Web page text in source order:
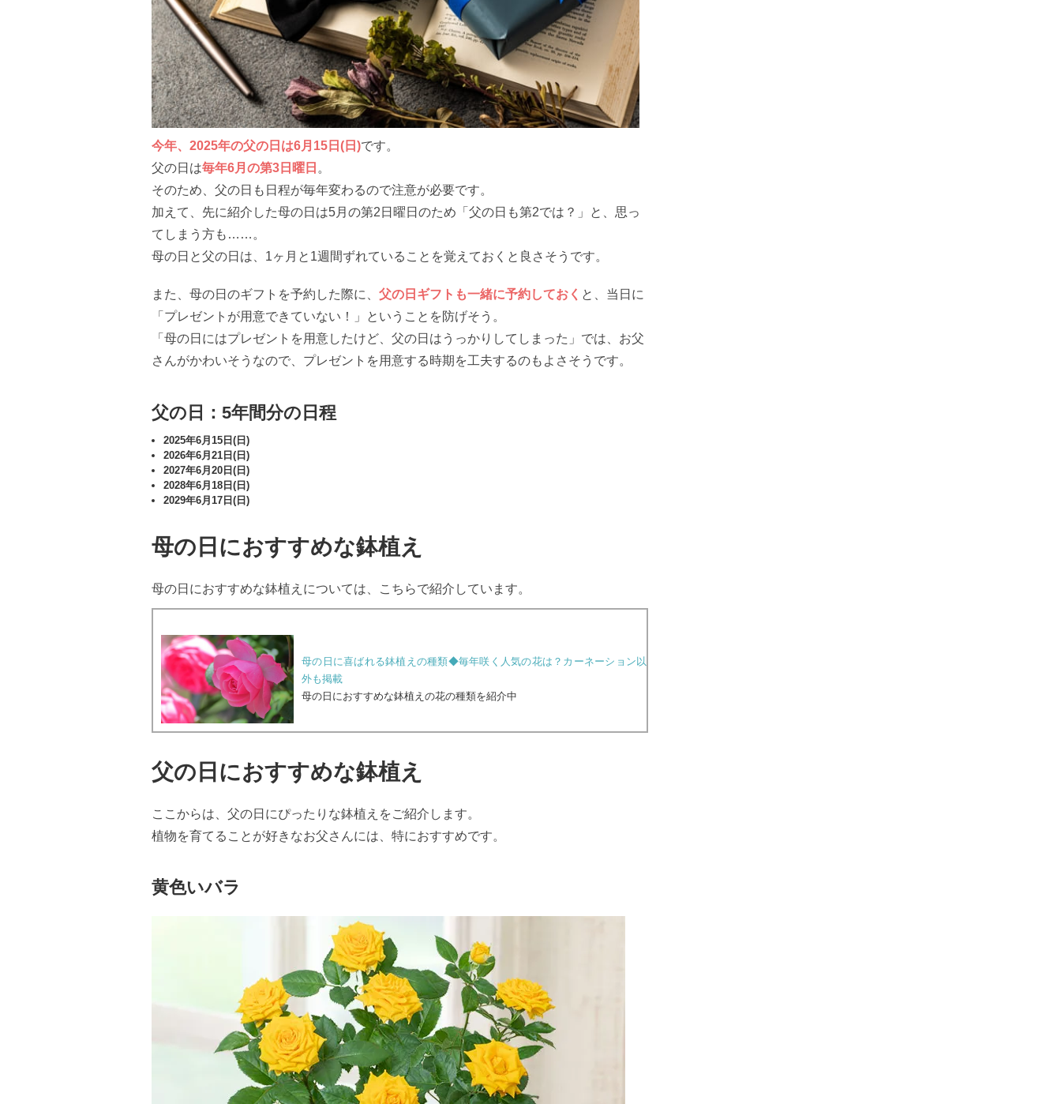
今年、2025年の父の日は6月15日(日)です。
父の日は毎年6月の第3日曜日 。
そのため、父の日も日程が毎年変わるので注意が必要です。
加えて、先に紹介した母の日は5月の第2日曜日のため「父の日も第2では？」と、思っ
てしまう方も……。
母の日と父の日は、1ヶ月と1週間ずれていることを覚えておくと良さそうです。
また、母の日のギフトを予約した際に、 父の日ギフトも一緒に予約しておく と、当日に
「プレゼントが用意できていない！」ということを防げそう。
「母の日にはプレゼントを用意したけど、父の日はうっかりしてしまった」では、お父
さんがかわいそうなので、プレゼントを用意する時期を工夫するのもよさそうです。
父の日：5年間分の日程
2025年6月15日(日)
2026年6月21日(日)
2027年6月20日(日)
2028年6月18日(日)
2029年6月17日(日)
母の日におすすめな鉢植え
母の日におすすめな鉢植えについては、こちらで紹介しています。
母の日に喜ばれる鉢植えの種類◆毎年咲く人気の花は？カーネーション以
外も掲載
母の日におすすめな鉢植えの花の種類を紹介中
父の日におすすめな鉢植え
ここからは、父の日にぴったりな鉢植えをご紹介します。
植物を育てることが好きなお父さんには、特におすすめです。
黄色いバラ